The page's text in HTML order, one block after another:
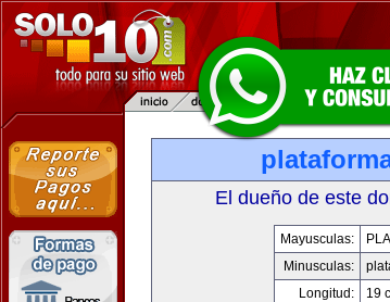
El dueño de este
Mayusculas:
Minusculas:
Longitud:
19